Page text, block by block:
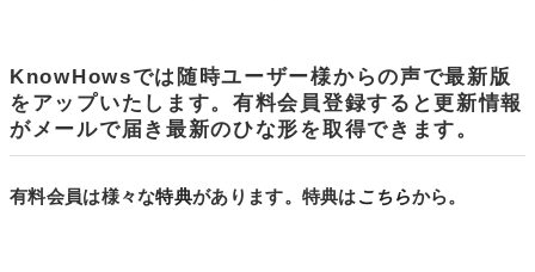
KnowHowsでは随時ユーザー様からの声で最新版
をアップいたします。有料会員登録すると更新情報
がメールで届き最新のひな形を取得できます。
有料会員は様々な特典があります。特典はこちらから。